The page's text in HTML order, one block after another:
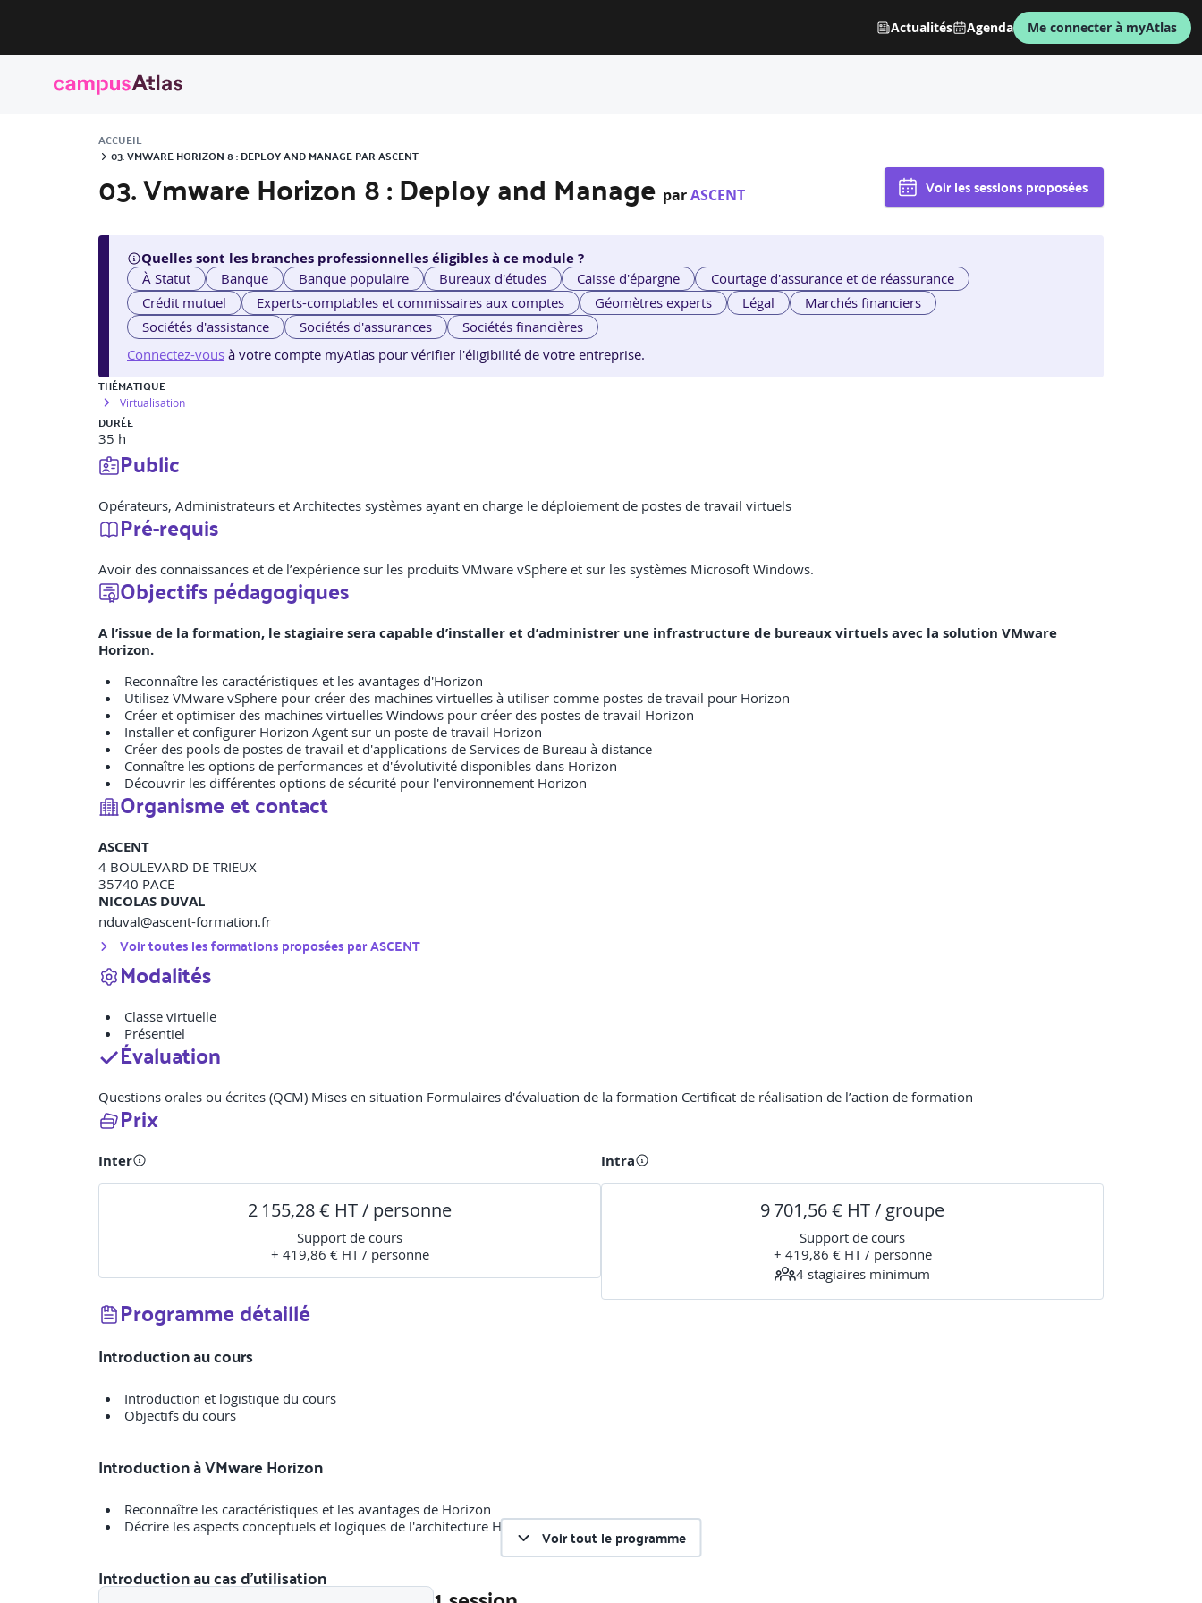
Actualités Agenda Me connecter à myAtlas
ACCUEIL
03. VMWARE HORIZON 8 : DEPLOY AND MANAGE PAR ASCENT
03. Vmware Horizon 8 : Deploy and Manage parASCENT Voir les sessions proposées
Quelles sont les branches professionnelles éligibles à ce module ?
À Statut Banque Banque populaire Bureaux d'études Caisse d'épargne
Courtage d'assurance et de réassurance
Crédit mutuel
Experts-comptables et commissaires aux comptes Géomètres experts Légal
Marchés financiers
Sociétés d'assistance
Sociétés d'assurances
Sociétés financières
Connectez-vous à votre compte myAtlas pour vérifier l'éligibilité de votre entreprise.
THÉMATIQUE
Virtualisation
DURÉE
35 h
Public
Opérateurs, Administrateurs et Architectes systèmes ayant en charge le déploiement de postes de travail virtuels
Pré-requis
Avoir des connaissances et de l’expérience sur les produits VMware vSphere et sur les systèmes Microsoft Windows.
Objectifs pédagogiques
A l’issue de la formation, le stagiaire sera capable d’installer et d’administrer une infrastructure de bureaux virtuels avec la solution VMware
Horizon.
Reconnaître les caractéristiques et les avantages d'Horizon
Utilisez VMware vSphere pour créer des machines virtuelles à utiliser comme postes de travail pour Horizon
Créer et optimiser des machines virtuelles Windows pour créer des postes de travail Horizon
Installer et configurer Horizon Agent sur un poste de travail Horizon
Créer des pools de postes de travail et d'applications de Services de Bureau à distance
Connaître les options de performances et d'évolutivité disponibles dans Horizon
Découvrir les différentes options de sécurité pour l'environnement Horizon
Organisme et contact
ASCENT
4 BOULEVARD DE TRIEUX
35740 PACE
NICOLAS DUVAL
nduval@ascent-formation.fr
Voir toutes les formations proposées parASCENT
Modalités
Classe virtuelle
Présentiel
Évaluation
Questions orales ou écrites (QCM) Mises en situation Formulaires d'évaluation de la formation Certificat de réalisation de l’action de formation
Prix
Inter
2 155,28 € HT / personne
Support de cours
+ 419,86 € HT / personne
Intra
9 701,56 € HT / groupe
Support de cours
+ 419,86 € HT / personne
4 stagiaires minimum
Programme détaillé
Introduction au cours
Introduction et logistique du cours
Objectifs du cours
Introduction à VMware Horizon
Reconnaître les caractéristiques et les avantages de Horizon
Décrire les aspects conceptuels et logiques de l'architecture Horizon
Introduction au cas d'utilisation
Voir tout le programme